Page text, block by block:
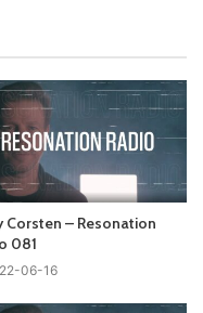
Corsten – Resonation
081
06-16